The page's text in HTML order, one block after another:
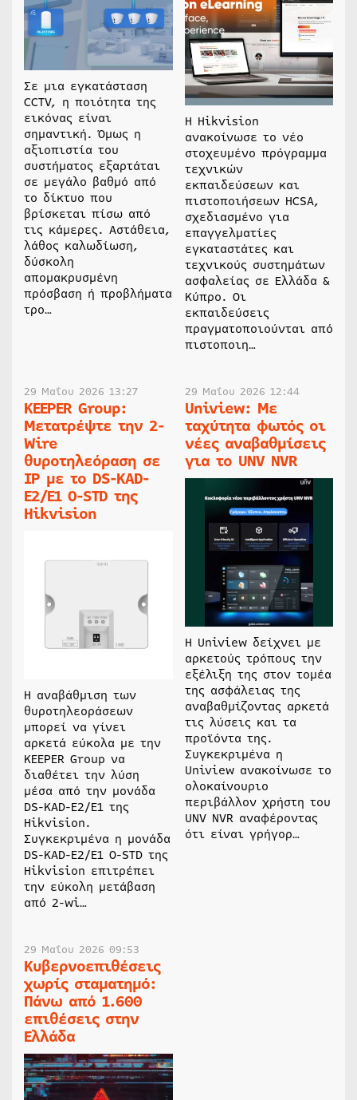
Σε μια εγκατάσταση
CCTV, η ποιότητα της
εικόνας είναι
σημαντική. Όμως η
αξιοπιστία του
συστήματος εξαρτάται
σε μεγάλο βαθμό από
το δίκτυο που
βρίσκεται πίσω από
τις κάμερες. Αστάθεια,
λάθος καλωδίωση,
δύσκολη
απομακρυσμένη
πρόσβαση ή προβλήματα
τρο…
Η Hikvision
ανακοίνωσε το νέο
στοχευμένο πρόγραμμα
τεχνικών
εκπαιδεύσεων και
πιστοποιήσεων HCSA,
σχεδιασμένο για
επαγγελματίες
εγκαταστάτες και
τεχνικούς συστημάτων
ασφαλείας σε Ελλάδα &
Κύπρο. Οι
εκπαιδεύσεις
πραγματοποιούνται από
πιστοποιη…
29 Μαΐου 2026 13:27
KEEPER Group:
Μετατρέψτε την 2-
Wire
θυροτηλεόραση σε
IP με το DS-KAD-
E2/E1 O-STD της
Hikvision
Η αναβάθμιση των
θυροτηλεοράσεων
μπορεί να γίνει
αρκετά εύκολα με την
KEEPER Group να
διαθέτει την λύση
μέσα από την μονάδα
DS-KAD-E2/E1 της
Hikvision.
Συγκεκριμένα η μονάδα
DS-KAD-E2/E1 O-STD της
Hikvision επιτρέπει
την εύκολη μετάβαση
από 2-wi…
29 Μαΐου 2026 12:44
Uniview: Με
ταχύτητα φωτός οι
νέες αναβαθμίσεις
για το UNV NVR
Η Uniview δείχνει με
αρκετούς τρόπους την
εξέλιξη της στον τομέα
της ασφάλειας της
αναβαθμίζοντας αρκετά
τις λύσεις και τα
προϊόντα της.
Συγκεκριμένα η
Uniview ανακοίνωσε το
ολοκαίνουριο
περιβάλλον χρήστη του
UNV NVR αναφέροντας
ότι είναι γρήγορ…
29 Μαΐου 2026 09:53
Κυβερνοεπιθέσεις
χωρίς σταματημό:
Πάνω από 1.600
επιθέσεις στην
Ελλάδα